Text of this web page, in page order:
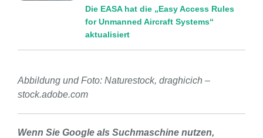
Die EASA hat die „Easy Access Rules
for Unmanned Aircraft Systems“
aktualisiert
Abbildung und Foto: Naturestock, draghicich –
stock.adobe.com
Wenn Sie Google als Suchmaschine nutzen,